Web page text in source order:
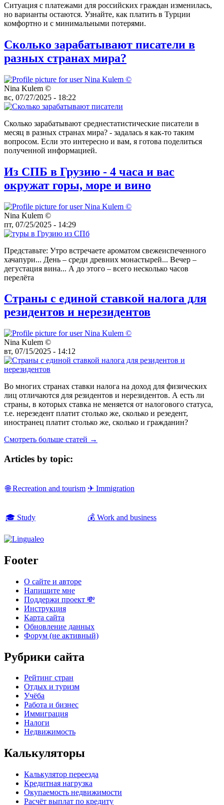
Ситуация с платежами для российских граждан изменилась,
но варианты остаются. Узнайте, как платить в Турции
комфортно и с минимальными потерями.
Сколько зарабатывают писатели в
разных странах мира?
Nina Kulem ©️
вс, 07/27/2025 - 18:22
Сколько зарабатывают среднестатистические писатели в
месяц в разных странах мира? - задалась я как-то таким
вопросом. Если это интересно и вам, я готова поделиться
полученной информацией.
Из СПБ в Грузию - 4 часа и вас
окружат горы, море и вино
Nina Kulem ©️
пт, 07/25/2025 - 14:29
Представьте: Утро встречаете ароматом свежеиспеченного
хачапури... День – среди древних монастырей... Вечер –
дегустация вина... А до этого – всего несколько часов
перелёта
Страны с единой ставкой налога для
резидентов и нерезидентов
Nina Kulem ©️
вт, 07/15/2025 - 14:12
Во многих странах ставки налога на доход для физических
лиц отличаются для резидентов и нерезидентов. А есть ли
страны, в которых ставка не меняется от налогового статуса,
т.е. нерезедент платит столько же, сколько и резедент,
иностранец платит столько же, сколько и гражданин?
Смотреть больше статей →
Articles by topic:
🌐 Recreation and tourism ✈ Immigration
🎓 Study 💰 Work and business
Footer
О сайте и авторе
Напишите мне
Поддержи проект 💸
Инструкция
Карта сайта
Обновление данных
Форум (не активный)
Рубрики сайта
Рейтинг стран
Отдых и туризм
Учёба
Работа и бизнес
Иммиграция
Налоги
Недвижимость
Калькуляторы
Калькулятор переезда
Кредитная нагрузка
Окупаемость недвижимости
Расчёт выплат по кредиту